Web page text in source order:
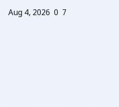
Aug 4, 2026 0 7